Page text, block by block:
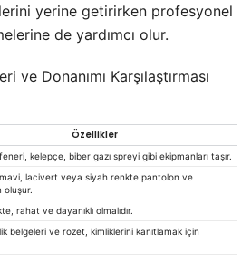
yerine getirirken profesyonel
de yardımcı olur.
ve Donanımı Karşılaştırması
Özellikler
kelepçe, biber gazı spreyi gibi ekipmanları taşır.
mavi, lacivert veya siyah renkte pantolon ve
oluşur.
rahat ve dayanıklı olmalıdır.
belgeleri ve rozet, kimliklerini kanıtlamak için